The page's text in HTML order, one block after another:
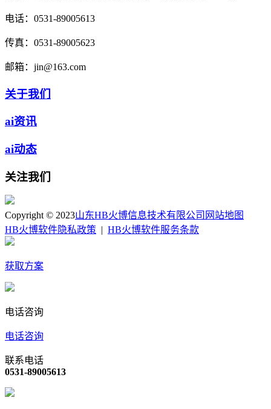
电话： 0531-89005613
传真： 0531-89005623
邮箱： jin@163.com
关于我们
ai资讯
ai动态
关注我们
Copyright © 2023山东HB火博信息技术有限公司 网站地图
HB火博软件隐私政策
HB火博软件服务条款
获取方案
电话咨询
电话咨询
联系电话
0531-89005613